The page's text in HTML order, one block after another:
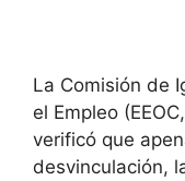
La Comisión de
el Empleo
verificó que
desvinculación,